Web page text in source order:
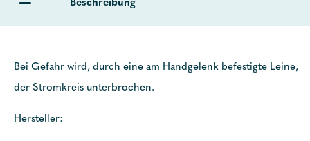
Beschreibung
Bei Gefahr wird, durch eine am Handgelenk befestigte Leine,
der Stromkreis unterbrochen.
Hersteller: